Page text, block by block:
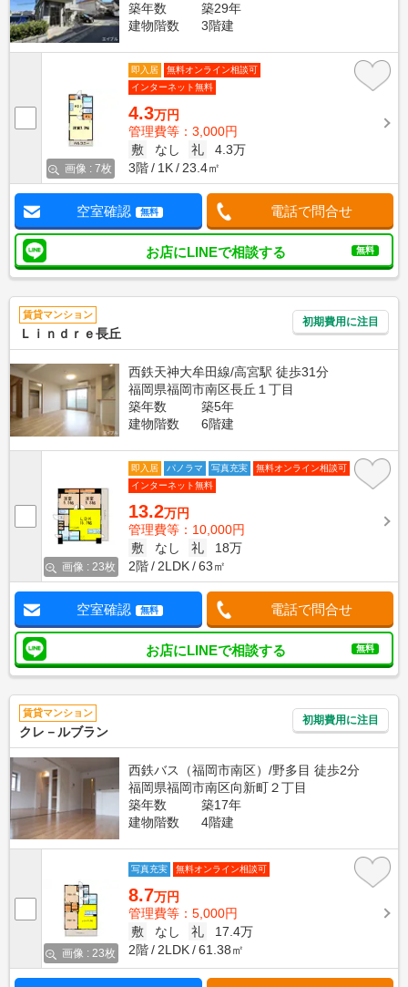
築年数
築29年
建物階数
3階建
画像 : 7枚
即入居
無料オンライン相談可
インターネット無料
4.3万円
管理費等：3,000円
敷
なし 礼
4.3万
3階
1K 23.4㎡
空室確認 無料 電話で問合せ
お店にLINEで相談する 無料
賃貸マンション
Ｌｉｎｄｒｅ長丘
初期費用に注目
西鉄天神大牟田線/高宮駅 徒歩31分
福岡県福岡市南区長丘１丁目
築年数
築5年
建物階数
6階建
画像 : 23枚
即入居 パノラマ 写真充実
無料オンライン相談可
インターネット無料
13.2万円
管理費等：10,000円
敷
なし 礼
18万
2階
2LDK 63㎡
空室確認 無料 電話で問合せ
お店にLINEで相談する 無料
賃貸マンション
クレ－ルブラン
初期費用に注目
西鉄バス（福岡市南区）/野多目 徒歩2分
福岡県福岡市南区向新町２丁目
築年数
築17年
建物階数
4階建
画像 : 23枚
写真充実 無料オンライン相談可
8.7万円
管理費等：5,000円
敷
なし 礼
17.4万
2階
2LDK 61.38㎡